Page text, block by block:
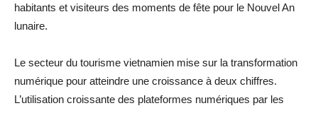
habitants et visiteurs des moments de fête pour le Nouvel An
lunaire.
Le secteur du tourisme vietnamien mise sur la transformation
numérique pour atteindre une croissance à deux chiffres.
L’utilisation croissante des plateformes numériques par les